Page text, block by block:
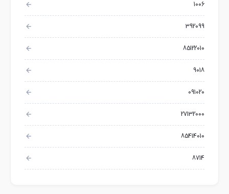
1006
392099
85122010
9018
091020
27132000
85414010
8714